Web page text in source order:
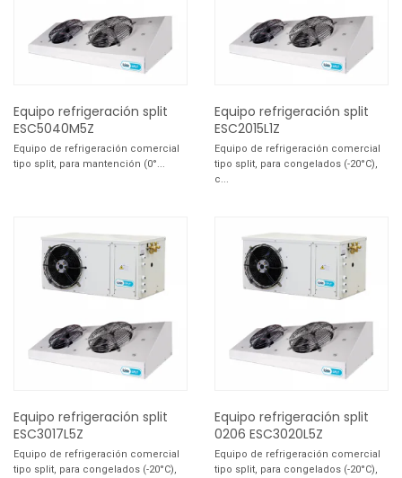
Equipo refrigeración split
ESC5040M5Z
Equipo de refrigeración comercial
tipo split, para mantención (0°...
Equipo refrigeración split
ESC2015L1Z
Equipo de refrigeración comercial
tipo split, para congelados (-20°C),
c...
Equipo refrigeración split
ESC3017L5Z
Equipo de refrigeración comercial
tipo split, para congelados (-20°C),
Equipo refrigeración split
0206 ESC3020L5Z
Equipo de refrigeración comercial
tipo split, para congelados (-20°C),